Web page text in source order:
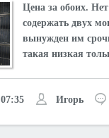
Цена за обоих.
содержать двух
вынужден им
такая низкая
Игорь